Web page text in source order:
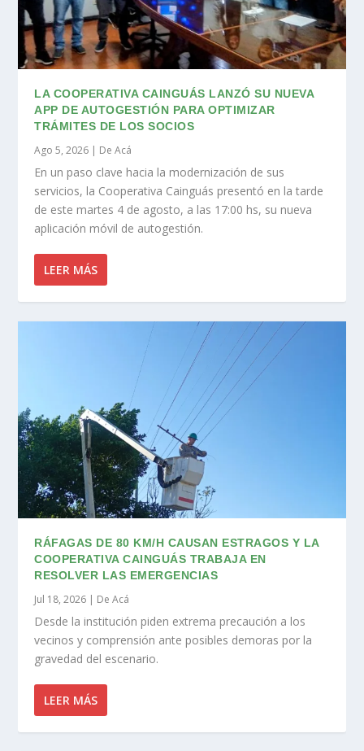
LA COOPERATIVA CAINGUÁS LANZÓ SU NUEVA
APP DE AUTOGESTIÓN PARA OPTIMIZAR
TRÁMITES DE LOS SOCIOS
Ago 5, 2026 | De Acá
En un paso clave hacia la modernización de sus
servicios, la Cooperativa Cainguás presentó en la tarde
de este martes 4 de agosto, a las 17:00 hs, su nueva
aplicación móvil de autogestión.
LEER MÁS
RÁFAGAS DE 80 KM/H CAUSAN ESTRAGOS Y LA
COOPERATIVA CAINGUÁS TRABAJA EN
RESOLVER LAS EMERGENCIAS
Jul 18, 2026 | De Acá
Desde la institución piden extrema precaución a los
vecinos y comprensión ante posibles demoras por la
gravedad del escenario.
LEER MÁS